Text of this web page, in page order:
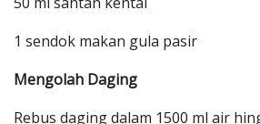
1 sendok makan gula pasir
Mengolah Daging
Rebus daging dalam 1500 ml air